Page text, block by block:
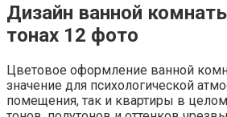
Дизайн ванной
тонах 12 фото
Цветовое оформление ванной
значение для психологической
помещения, так и квартиры в